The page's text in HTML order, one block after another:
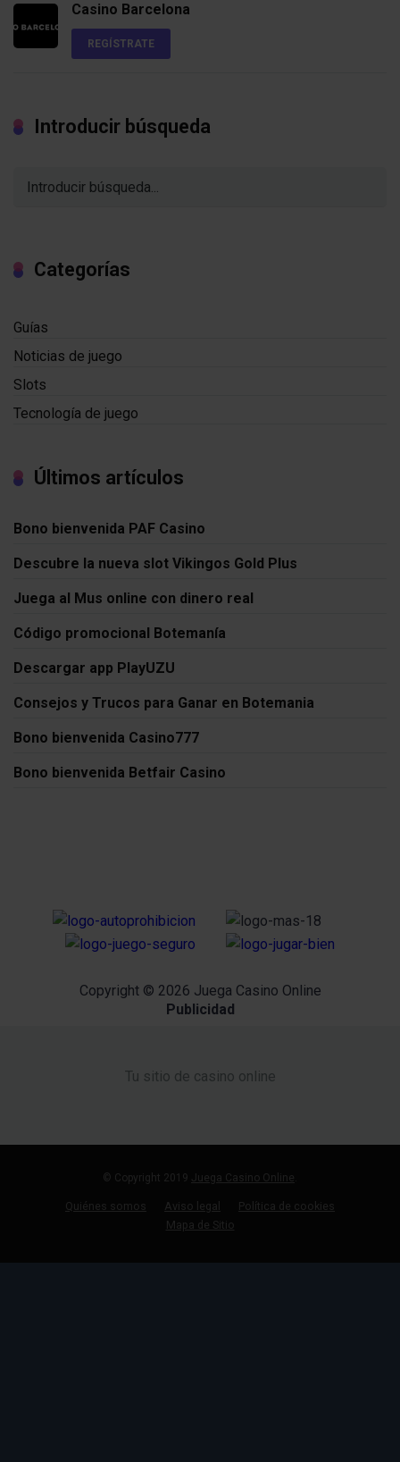
Casino Barcelona
REGÍSTRATE
Introducir búsqueda
Categorías
Guías
Noticias de juego
Slots
Tecnología de juego
Últimos artículos
Bono bienvenida PAF Casino
Descubre la nueva slot Vikingos Gold Plus
Juega al Mus online con dinero real
Código promocional Botemanía
Descargar app PlayUZU
Consejos y Trucos para Ganar en Botemania
Bono bienvenida Casino777
Bono bienvenida Betfair Casino
Copyright © 2026 Juega Casino Online
Publicidad
Tu sitio de casino online
© Copyright 2019 Juega Casino Online
Quiénes somos Aviso legal
Política de cookies
Mapa de Sitio